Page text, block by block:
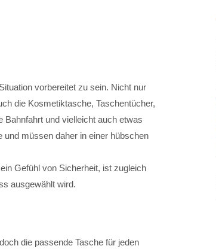
vorbereitet zu sein. Nicht nur
die Kosmetiktasche, Taschentücher,
Bahnfahrt und vielleicht auch etwas
müssen daher in einer hübschen
Gefühl von Sicherheit, ist zugleich
ausgewählt wird.
die passende Tasche für jeden